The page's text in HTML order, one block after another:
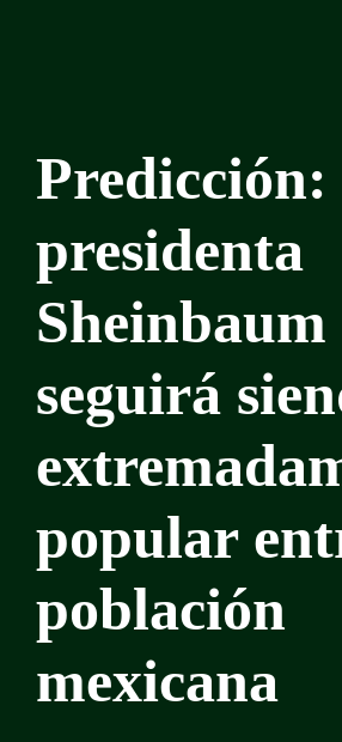
Predicción:
presidenta
Sheinbaum
seguirá
popular
población
mexicana